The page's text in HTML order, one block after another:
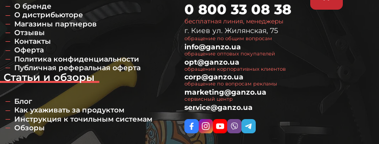
О бренде
О дистрибьюторе
Магазины партнеров
Отзывы
Контакты
Оферта
Политика конфиденциальности
Публичная реферальная оферта
Статьи и обзоры
Блог
Как ухаживать за продуктом
Инструкция к точильным системам
Обзоры
бесплатная линия, менеджеры
0 800 33 08 38
г. Киев ул. Жилянская, 75
обращение по общим вопросам
info@ganzo.ua
обращение оптовых покупателей
opt@ganzo.ua
обращения корпоративных клиентов
corp@ganzo.ua
обращение по вопросам рекламы
marketing@ganzo.ua
сервисный центр
service@ganzo.ua